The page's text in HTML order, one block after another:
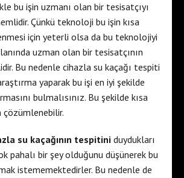
bu işin uzmanı olan bir tesisatçıyı
Çünkü teknoloji bu işin kısa
için yeterli olsa da bu teknolojiyi
uzman olan bir tesisatçının
Bu nedenle cihazla su kaçağı tespiti
yaparak bu işi en iyi şekilde
bulmalısınız. Bu şekilde kısa
çözümlenebilir.
su kaçağının tespitini duydukları
pahalı bir şey olduğunu düşünerek bu
istememektedirler. Bu nedenle de